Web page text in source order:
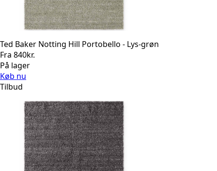
Ted Baker Notting Hill Portobello - Lys-grøn
Fra 840kr.
På lager
Køb nu
Tilbud